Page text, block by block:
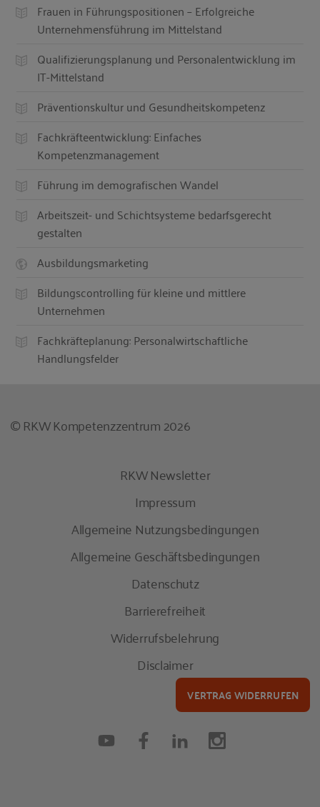
Frauen in Führungspositionen – Erfolgreiche
Unternehmensführung im Mittelstand
Qualifizierungsplanung und Personalentwicklung im
IT-Mittelstand
Präventionskultur und Gesundheitskompetenz
Fachkräfteentwicklung: Einfaches
Kompetenzmanagement
Führung im demografischen Wandel
Arbeitszeit- und Schichtsysteme bedarfsgerecht
gestalten
Ausbildungsmarketing
Bildungscontrolling für kleine und mittlere
Unternehmen
Fachkräfteplanung: Personalwirtschaftliche
Handlungsfelder
© RKW Kompetenzzentrum 2026
RKW Newsletter
Impressum
Allgemeine Nutzungsbedingungen
Allgemeine Geschäftsbedingungen
Datenschutz
Barrierefreiheit
Widerrufsbelehrung
Disclaimer
VERTRAG WIDERRUFEN